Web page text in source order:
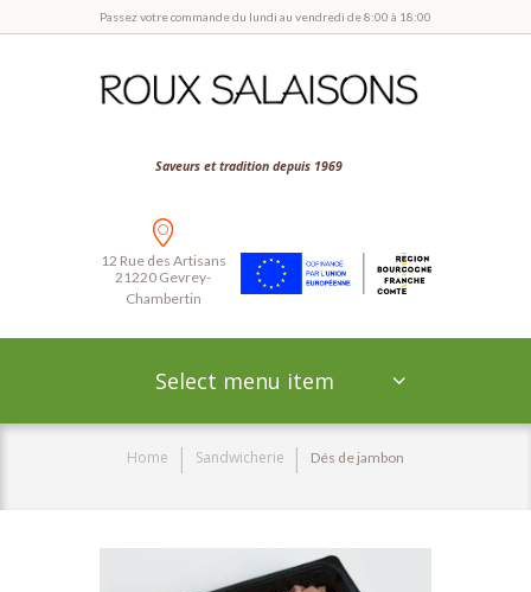
Passez votre commande du lundi au vendredi de 8:00 à 18:00
Saveurs et tradition depuis 1969
12 Rue des Artisans
21220 Gevrey-
Chambertin
Select menu item
Home Sandwicherie Dés de jambon